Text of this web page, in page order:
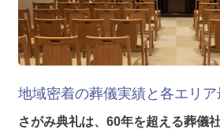
地域密着の葬儀実績と各エリア
さがみ典礼は、60年を超える葬儀